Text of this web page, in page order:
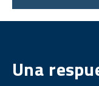
Una